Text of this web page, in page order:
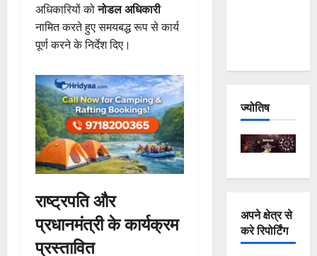
अधिकारियों कोनोडल अधिकारी
नामित करते हुए समयबद्ध रूप से कार्य
पूर्ण करने के निर्देश दिए।
राष्ट्रपति और
प्रधानमंत्री के कार्यक्रम
प्रस्तावित
ज्योतिष
अपने क्षेत्र से
करे रिपोर्टिंग